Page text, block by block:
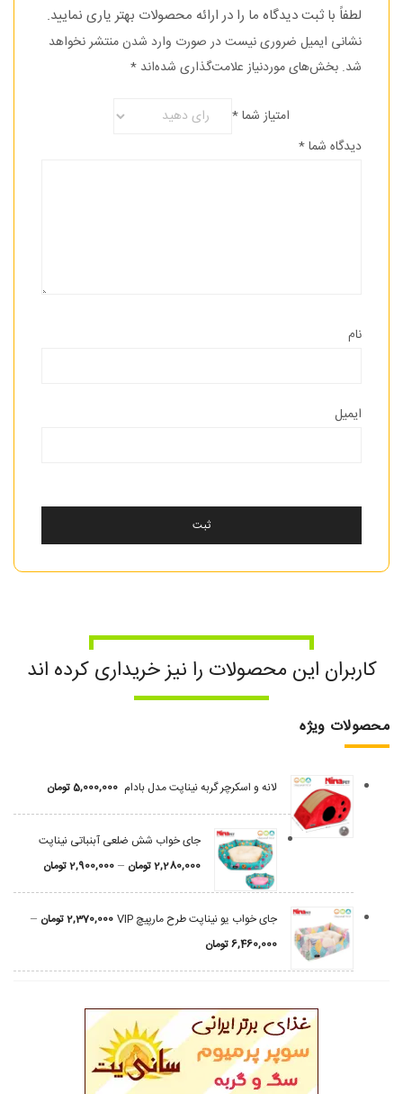
لطفاً با ثبت دیدگاه ما را در ارائه محصولات بهتر یاری نمایید.
نشانی ایمیل ضروری نیست در صورت وارد شدن منتشر نخواهد
شد. بخش‌های موردنیاز علامت‌گذاری شده‌اند *
امتیاز شما*
دیدگاه شما*
نام
ایمیل
کاربران این محصولات را نیز خریداری کرده اند
محصولات ویژه
لانه و اسکرچر گربه نیناپت مدل بادام 5,000,000تومان
جای خواب شش ضلعی آبنباتی نیناپت
2,280,000تومان –
2,900,000تومان
جای خواب یو نیناپت طرح مارپیچ VIP 2,370,000تومان –
6,460,000تومان